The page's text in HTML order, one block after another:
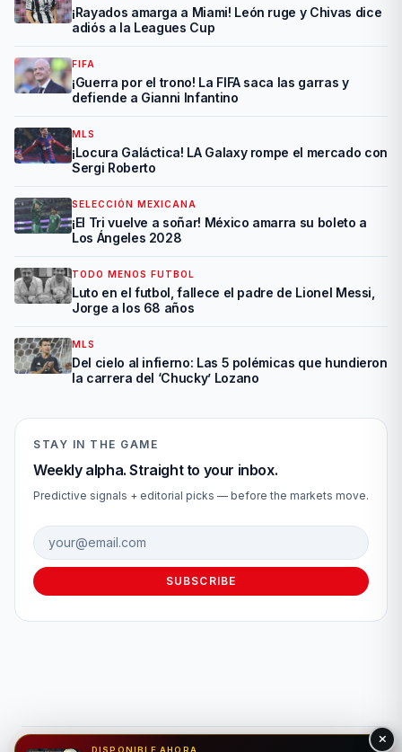
¡Rayados amarga a Miami! León ruge y Chivas dice
adiós a la Leagues Cup
FIFA
¡Guerra por el trono! La FIFA saca las garras y
defiende a Gianni Infantino
MLS
¡Locura Galáctica! LA Galaxy rompe el mercado con
Sergi Roberto
SELECCIÓN MEXICANA
¡El Tri vuelve a soñar! México amarra su boleto a
Los Ángeles 2028
TODO MENOS FUTBOL
Luto en el futbol, fallece el padre de Lionel Messi,
Jorge a los 68 años
MLS
Del cielo al infierno: Las 5 polémicas que hundieron
la carrera del ‘Chucky’ Lozano
STAY IN THE GAME
Weekly alpha. Straight to your inbox.
Predictive signals + editorial picks — before the markets move.
Email address
SUBSCRIBE